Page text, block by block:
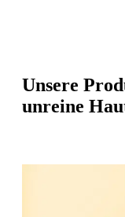
Unsere
unreine